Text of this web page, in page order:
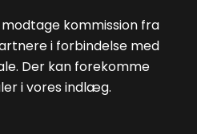
kommission fra
i forbindelse med
Der kan forekomme
i vores indlæg.